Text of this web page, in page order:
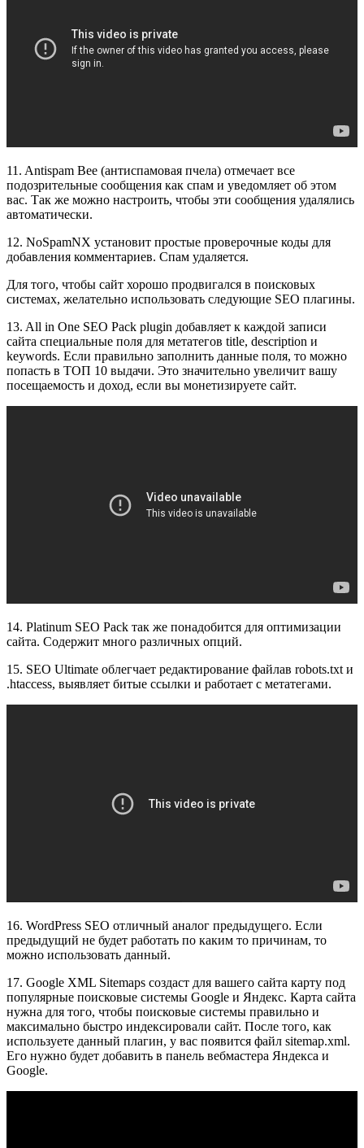
11. Antispam Bee (антиспамовая пчела) отмечает все
подозрительные сообщения как спам и уведомляет об этом
вас. Так же можно настроить, чтобы эти сообщения удалялись
автоматически.
12. NoSpamNX установит простые проверочные коды для
добавления комментариев. Спам удаляется.
Для того, чтобы сайт хорошо продвигался в поисковых
системах, желательно использовать следующие SEO плагины.
13. All in One SEO Pack plugin добавляет к каждой записи
сайта специальные поля для метатегов title, description и
keywords. Если правильно заполнить данные поля, то можно
попасть в ТОП 10 выдачи. Это значительно увеличит вашу
посещаемость и доход, если вы монетизируете сайт.
14. Platinum SEO Pack так же понадобится для оптимизации
сайта. Содержит много различных опций.
15. SEO Ultimate облегчает редактирование файлав robots.txt и
.htaccess, выявляет битые ссылки и работает с метатегами.
16. WordPress SEO отличный аналог предыдущего. Если
предыдущий не будет работать по каким то причинам, то
можно использовать данный.
17. Google XML Sitemaps создаст для вашего сайта карту под
популярные поисковые системы Google и Яндекс. Карта сайта
нужна для того, чтобы поисковые системы правильно и
максимально быстро индексировали сайт. После того, как
используете данный плагин, у вас появится файл sitemap.xml.
Его нужно будет добавить в панель вебмастера Яндекса и
Google.